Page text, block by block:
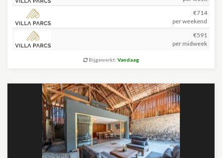
€714
per weekend
€591
per midweek
Bijgewerkt: Vandaag